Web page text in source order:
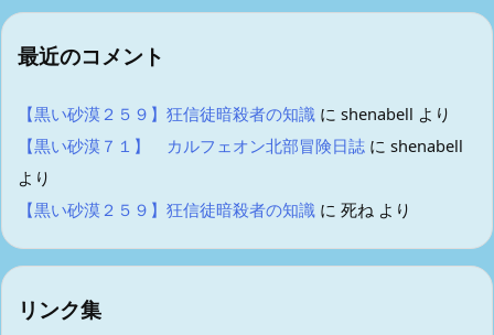
最近のコメント
【黒い砂漠２５９】狂信徒暗殺者の知識 に shenabell より
【黒い砂漠７１】 カルフェオン北部冒険日誌 に shenabell
より
【黒い砂漠２５９】狂信徒暗殺者の知識 に 死ね より
リンク集